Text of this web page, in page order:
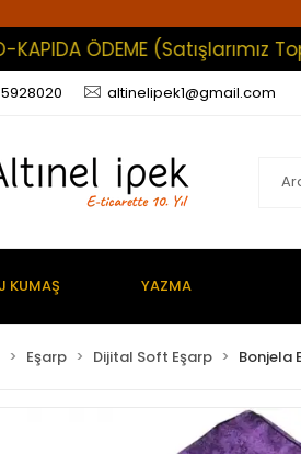
(Satışlarımız Toptan
altinelipek1@gmail.com
KUMAŞ YAZMA
Eşarp Dijital Soft Eşarp Bonjela